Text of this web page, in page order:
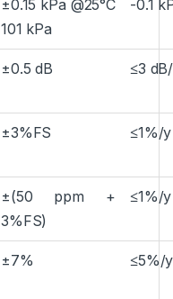
±0.15 kPa @25°C
101 kPa
-0.1
±0.5 dB ≤3
±3%FS ≤1%/y
±(50 ppm +
3%FS)
≤1%/y
±7% ≤5%/y